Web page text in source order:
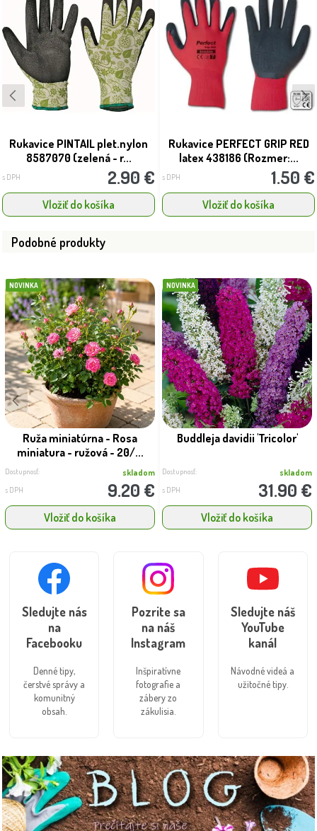
Rukavice PINTAIL plet.nylon
8587070 (zelená - r...
s DPH 2.90 €
Vložiť do košíka
Rukavice PERFECT GRIP RED
latex 438186 (Rozmer:...
s DPH 1.50 €
Vložiť do košíka
Podobné produkty
NOVINKA
Ruža miniatúrna - Rosa
miniatura - ružová - 20/...
Dostupnosť: skladom
s DPH 9.20 €
Vložiť do košíka
NOVINKA
Buddleja davidii 'Tricolor'
Dostupnosť: skladom
s DPH 31.90 €
Vložiť do košíka
Sledujte nás
na
Facebooku
Denné tipy,
čerstvé správy a
komunitný
obsah.
Pozrite sa
na náš
Instagram
Inšpiratívne
fotografie a
zábery zo
zákulisia.
Sledujte náš
YouTube
kanál
Návodné videá a
užitočné tipy.